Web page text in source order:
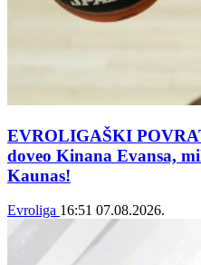
EVROLIGAŠKI
doveo Kinana Evansa,
Kaunas!
Evroliga 16:51 07.08.2026.